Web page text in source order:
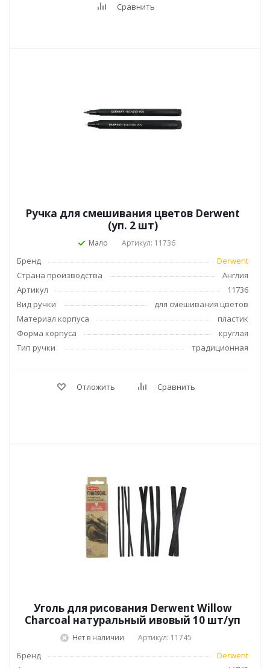
Сравнить
Ручка для смешивания цветов Derwent
(уп. 2 шт)
Мало Артикул: 11736
Бренд
Derwent
Страна производства
Англия
Артикул
11736
Вид ручки
для смешивания цветов
Материал корпуса
пластик
Форма корпуса
круглая
Тип ручки
традиционная
Отложить Сравнить
Уголь для рисования Derwent Willow
Charcoal натуральный ивовый 10 шт/уп
Нет в наличии Артикул: 11745
Бренд
Derwent